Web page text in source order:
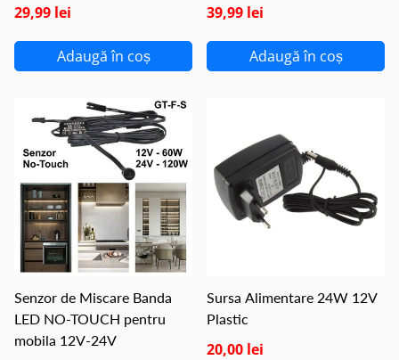
29,99 lei
Adaugă în coș
39,99 lei
Adaugă în coș
Senzor de Miscare Banda
LED NO-TOUCH pentru
mobila 12V-24V
Sursa Alimentare 24W 12V
Plastic
20,00 lei